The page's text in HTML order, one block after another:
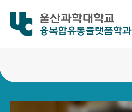
융복합유통플랫폼학과